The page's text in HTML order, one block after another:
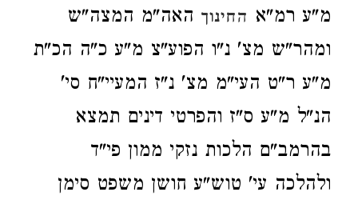
מ"ע רמ"א החינוך האה"מ המצה"ש
ומהר"ש מצ' נ"ו הפוע"צ מ"ע כ"ה הכ"ת
מ"ע ר"ט העי"מ מצ' נ"ז המעיי"ח סי'
הנ"ל מ"ע ס"ז והפרטי דינים תמצא
בהרמב"ם הלכות נזקי ממון פי"ד
ולהלכה עי' טוש"ע חושן משפט סימן